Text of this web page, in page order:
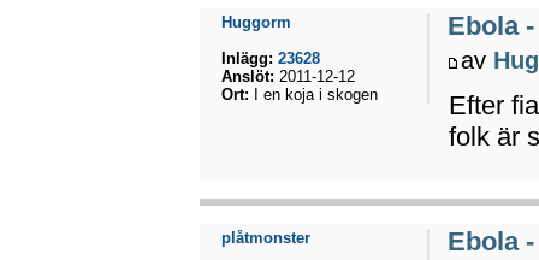
Ebola
av
Efter
folk är
Huggorm
Inlägg: 23628
Anslöt: 2011-12-12
Ort: I en koja i skogen
Ebola
plåtmonster